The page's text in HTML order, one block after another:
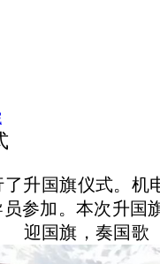
升国旗仪式。
参加。本次升国
迎国旗，奏国歌